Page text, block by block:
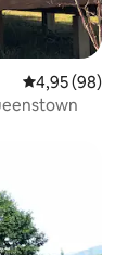
4,95 de uma
4,95 (98)